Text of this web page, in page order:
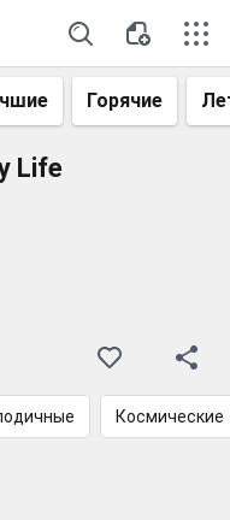
Горячие
Life
Космические